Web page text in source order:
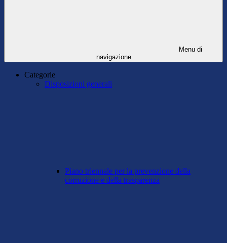
Menu di
navigazione
Categorie
Disposizioni generali
Piano triennale per la prevenzione della
corruzione e della trasparenza